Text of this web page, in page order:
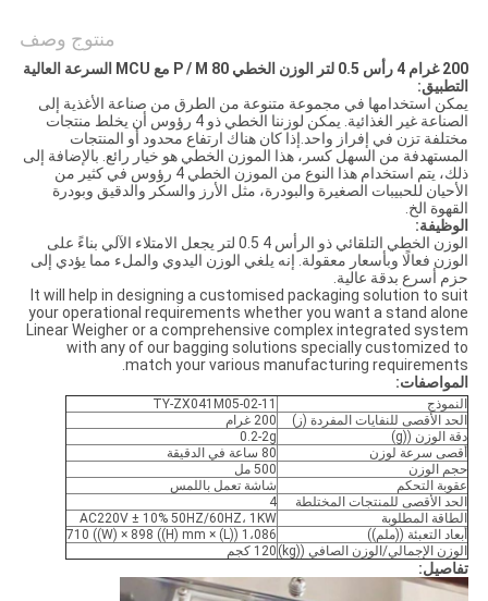
منتوج وصف
200 غرام 4 رأس 0.5 لتر الوزن الخطي 80 P / M مع MCU السرعة العالية
التطبيق:
يمكن استخدامها في مجموعة متنوعة من الطرق من صناعة الأغذية إلى
الصناعة غير الغذائية. يمكن لوزننا الخطي ذو 4 رؤوس أن يخلط منتجات
مختلفة تزن في إفراز واحد.إذا كان هناك ارتفاع محدود أو المنتجات
المستهدفة من السهل كسر، هذا الموزن الخطي هو خيار رائع. بالإضافة إلى
ذلك، يتم استخدام هذا النوع من الموزن الخطي 4 رؤوس في كثير من
الأحيان للحبيبات الصغيرة والبودرة، مثل الأرز والسكر والدقيق وبودرة
القهوة الخ.
الوظيفة:
الوزن الخطي التلقائي ذو الرأس 4 0.5 لتر يجعل الامتلاء الآلي بناءً على
الوزن فعالًا وبأسعار معقولة. إنه يلغي الوزن اليدوي والملء مما يؤدي إلى
حزم أسرع بدقة عالية.
It will help in designing a customised packaging solution to suit
your operational requirements whether you want a stand alone
Linear Weigher or a comprehensive complex integrated system
with any of our bagging solutions specially customized to
match your various manufacturing requirements.
المواصفات:
النموذج
TY-ZX041M05-02-11
الحد الأقصى للنفايات المفردة (ز)
200 غرام
دقة الوزن ((g)
0.2-2g
أقصى سرعة لوزن
80 ساعة في الدقيقة
حجم الوزن
500 مل
عقوبة التحكم
شاشة تعمل باللمس
الحد الأقصى للمنتجات المختلطة
4
الطاقة المطلوبة
AC220V ± 10% 50HZ/60HZ، 1KW
أبعاد التعبئة ((ملم))
1،086 ((L) × 710 ((W) × 898 ((H) mm
الوزن الإجمالي/الوزن الصافي ((kg)
120 كجم
تفاصيل: